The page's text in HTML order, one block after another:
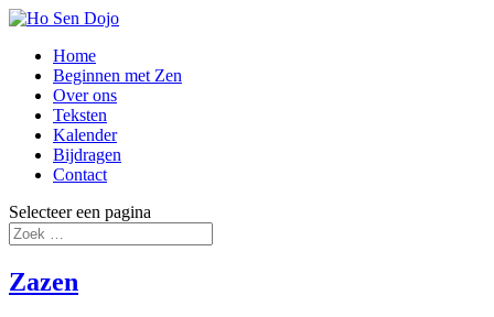
Home
Beginnen met Zen
Over ons
Teksten
Kalender
Bijdragen
Contact
Selecteer een pagina
Zazen